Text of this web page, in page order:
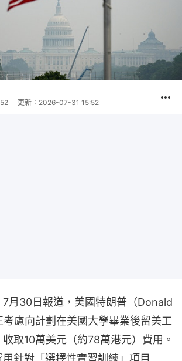
更新： 2026-07-31 15:52
7月30日報道，美國特朗普（Donald
慮向計劃在美國大學畢業後留美工
取10萬美元（約78萬港元）費用。
針對「選擇性實習訓練」項目